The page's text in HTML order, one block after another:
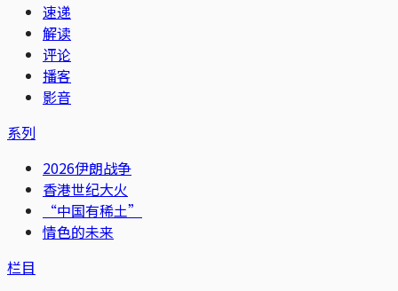
速递
解读
评论
播客
影音
系列
2026伊朗战争
香港世纪大火
“中国有稀土”
情色的未来
栏目